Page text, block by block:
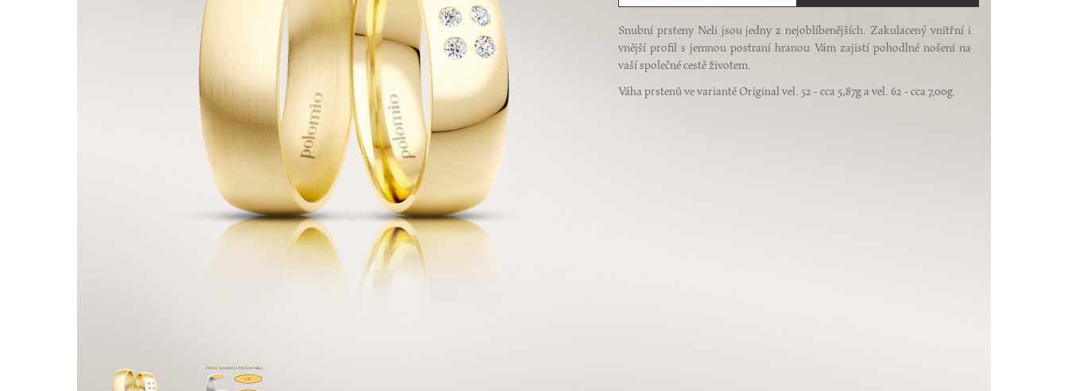
Snubní prsteny Neli jsou jedny z nejoblíbenějších. Zakulacený vnitřní i
vnější profil s jemnou postraní hranou Vám zajistí pohodlné nošení na
vaší společné cestě životem.
Váha prstenů ve variantě Original vel. 52 - cca 5,87g a vel. 62 - cca 7,00g.